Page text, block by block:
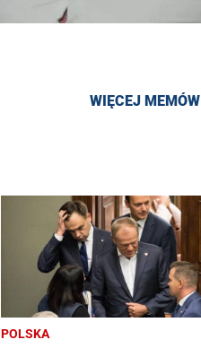
WIĘCEJ MEMÓW
POLSKA